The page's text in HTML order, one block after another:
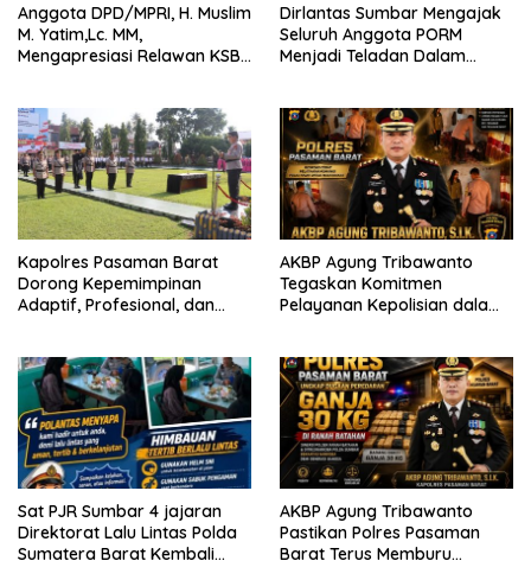
Anggota DPD/MPRI, H. Muslim
M. Yatim,Lc. MM,
Mengapresiasi Relawan KSB
Bencana
Dirlantas Sumbar Mengajak
Seluruh Anggota PORM
Menjadi Teladan Dalam
Perlengkapan Keselamatan
Berkendara
Kapolres Pasaman Barat
Dorong Kepemimpinan
Adaptif, Profesional, dan
AKBP Agung Tribawanto
Tegaskan Komitmen
Pelayanan Kepolisian dalam
Pasaman
Sat PJR Sumbar 4 jajaran
Direktorat Lalu Lintas Polda
Sumatera Barat Kembali
AKBP Agung Tribawanto
Pastikan Polres Pasaman
Barat Terus Memburu